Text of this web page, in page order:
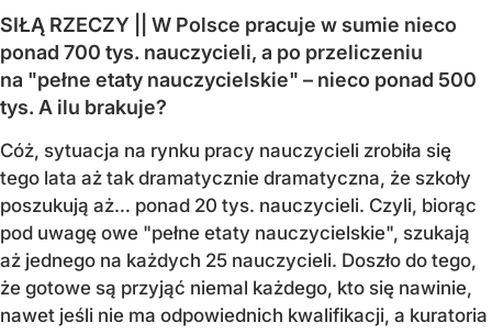
SIŁĄ RZECZY || W Polsce pracuje w sumie nieco
ponad 700 tys. nauczycieli, a po przeliczeniu
na "pełne etaty nauczycielskie" – nieco ponad 500
tys. A ilu brakuje?
Cóż, sytuacja na rynku pracy nauczycieli zrobiła się
tego lata aż tak dramatycznie dramatyczna, że szkoły
poszukują aż… ponad 20 tys. nauczycieli. Czyli, biorąc
pod uwagę owe "pełne etaty nauczycielskie", szukają
aż jednego na każdych 25 nauczycieli. Doszło do tego,
że gotowe są przyjąć niemal każdego, kto się nawinie,
nawet jeśli nie ma odpowiednich kwalifikacji, a kuratoria